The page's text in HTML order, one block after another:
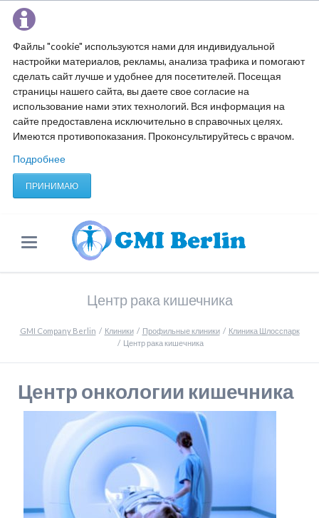
Файлы "cookie" используются нами для индивидуальной
настройки материалов, рекламы, анализа трафика и помогают
сделать сайт лучше и удобнее для посетителей. Посещая
страницы нашего сайта, вы даете свое согласие на
использование нами этих технологий. Вся информация на
сайте предоставлена исключительно в справочных целях.
Имеются противопоказания. Проконсультируйтесь с врачом.
Подробнее
ПРИНИМАЮ
Центр рака кишечника
GMI Company Berlin Клиники Профильные клиники
Клиника Шлосспарк
Центр рака кишечника
Центр онкологии кишечника